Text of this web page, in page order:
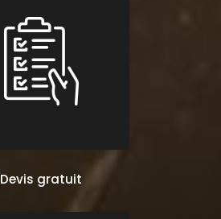
Devis gratuit